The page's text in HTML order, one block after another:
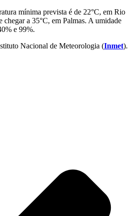
mínima prevista é de 22°C, em Rio
chegar a 35°C, em Palmas. A umidade
e 99%.
Nacional de Meteorologia (Inmet).